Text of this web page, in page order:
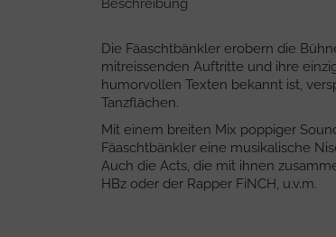
Beschreibung
Die Fäaschtbänkler erobern die
mitreissenden Auftritte und ihre
humorvollen Texten bekannt ist,
Tanzflächen.
Mit einem breiten Mix poppiger
Fäaschtbänkler eine musikalische
Auch die Acts, die mit ihnen
HBz oder der Rapper FiNCH, u.v.m.